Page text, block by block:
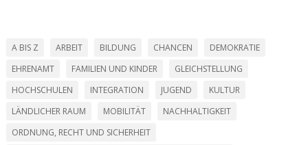
A BIS Z ARBEIT BILDUNG CHANCEN
DEMOKRATIE
EHRENAMT
FAMILIEN UND KINDER
GLEICHSTELLUNG
HOCHSCHULEN
INTEGRATION JUGEND
KULTUR
LÄNDLICHER RAUM
MOBILITÄT
NACHHALTIGKEIT
ORDNUNG, RECHT UND SICHERHEIT